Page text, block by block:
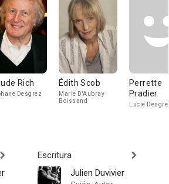
Rich
Desgrez
Édith Scob
Marie D'Aubray
Boissand
Perrette
Pradier
Lucie
Escritura
Julien Duvivier